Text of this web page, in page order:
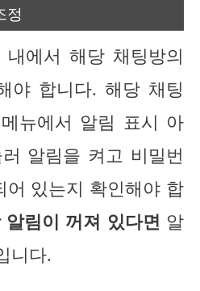
정
에서 해당 채팅방의
야 합니다. 해당 채팅
뉴에서 알림 표시 아
알림을 켜고 비밀번
어 있는지 확인해야 합
알림이 꺼져 있다면 알
니다.